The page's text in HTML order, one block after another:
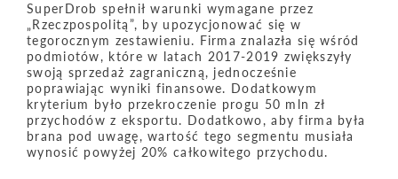
SuperDrob spełnił warunki wymagane przez
„Rzeczpospolitą”, by upozycjonować się w
tegorocznym zestawieniu. Firma znalazła się wśród
podmiotów, które w latach 2017-2019 zwiększyły
swoją sprzedaż zagraniczną, jednocześnie
poprawiając wyniki finansowe. Dodatkowym
kryterium było przekroczenie progu 50 mln zł
przychodów z eksportu. Dodatkowo, aby firma była
brana pod uwagę, wartość tego segmentu musiała
wynosić powyżej 20% całkowitego przychodu.